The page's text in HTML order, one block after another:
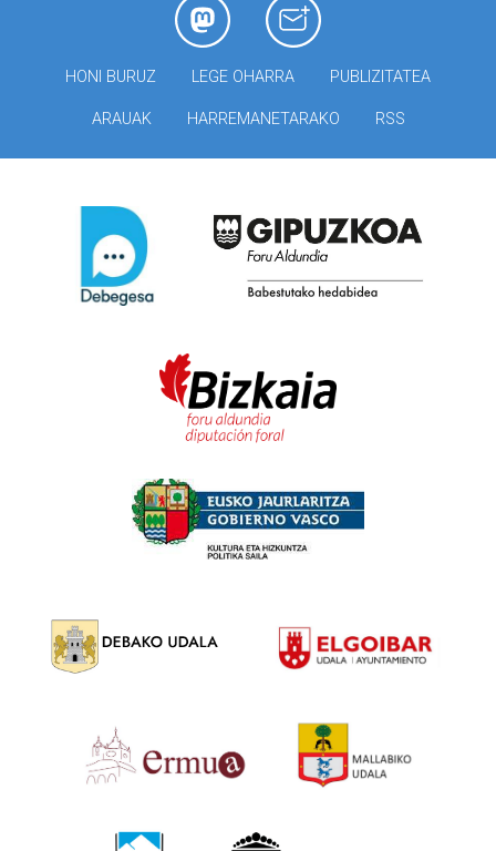
HONI BURUZ LEGE OHARRA PUBLIZITATEA
ARAUAK HARREMANETARAKO RSS